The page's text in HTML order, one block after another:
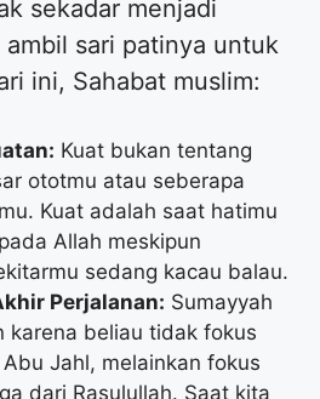
sekadar menjadi
sari patinya untuk
ini, Sahabat muslim:
Kuat bukan tentang
ototmu atau seberapa
Kuat adalah saat hatimu
Allah meskipun
sedang kacau balau.
Perjalanan: Sumayyah
karena beliau tidak fokus
Jahl, melainkan fokus
dari Rasulullah. Saat kita